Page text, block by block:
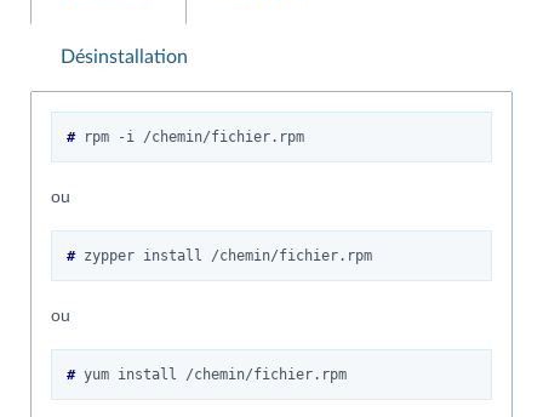
Désinstallation
# rpm -i /chemin/fichier.rpm
ou
# zypper install /chemin/fichier.rpm
ou
# yum install /chemin/fichier.rpm